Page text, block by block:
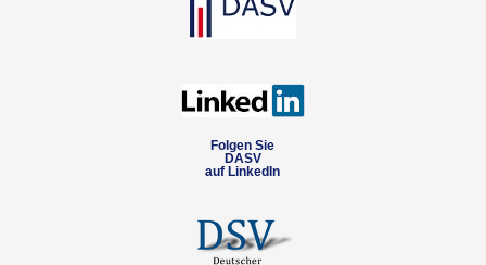
Folgen Sie
DASV
auf LinkedIn